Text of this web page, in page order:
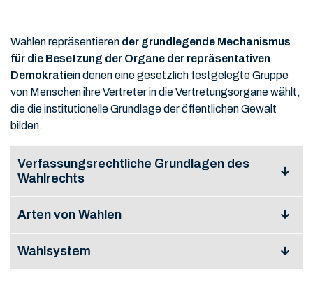
Wahlen repräsentieren der grundlegende Mechanismus
für die Besetzung der Organe der repräsentativen
Demokratiein denen eine gesetzlich festgelegte Gruppe
von Menschen ihre Vertreter in die Vertretungsorgane wählt,
die die institutionelle Grundlage der öffentlichen Gewalt
bilden.
Verfassungsrechtliche Grundlagen des
Wahlrechts
Die Entwicklung des modernen Wahlrechts im 19. und
Standardmerkmalen, die sich in den allgemein
anerkannten Grundsätzen des Wahlrechts
Arten von Wahlen
In der Tschechischen Republik kann man die Arten von
Wahlen vor allem nach dem Gremium unterscheiden,
Wahlsystem